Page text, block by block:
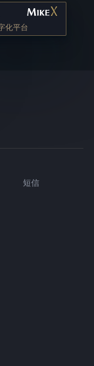
化平台
短信